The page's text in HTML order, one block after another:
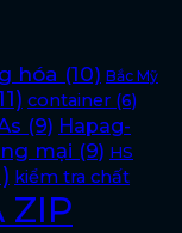
hóa (10) Bắc Mỹ
container (6)
(9) Hapag-
mại (9) HS
kiểm tra chất
ZIP